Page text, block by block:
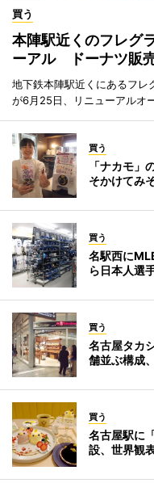
買う
本陣駅近くのフレグ
ーアル ドーナツ販
地下鉄本陣駅近くにあるフレ
が6月25日、リニューアルオ
買う
「ナカモ
そかけてみ
買う
名駅西に
ら日本人選
買う
名古屋タカ
舗並ぶ構成
買う
名古屋駅に
設、世界観